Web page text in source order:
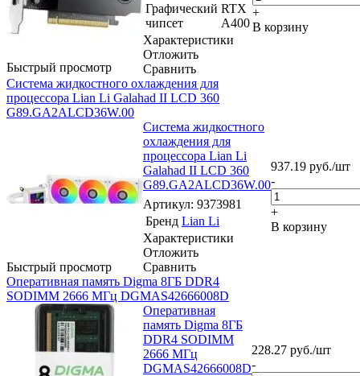
Быстрый просмотр
Графический
чипсет
RTX
A400
Характеристики
Отложить
Сравнить
+
В корзину
Система жидкостного охлаждения для
процессора Lian Li Galahad II LCD 360
G89.GA2ALCD36W.00
Быстрый просмотр
Система жидкостного
охлаждения для
процессора Lian Li
Galahad II LCD 360
G89.GA2ALCD36W.00
Артикул: 9373981
Бренд Lian Li
Характеристики
Отложить
Сравнить
937.19 руб./шт
-
+
В корзину
Оперативная память Digma 8ГБ DDR4
SODIMM 2666 МГц DGMAS42666008D
Оперативная
память Digma 8ГБ
DDR4 SODIMM
2666 МГц
DGMAS42666008D
228.27 руб./шт
-